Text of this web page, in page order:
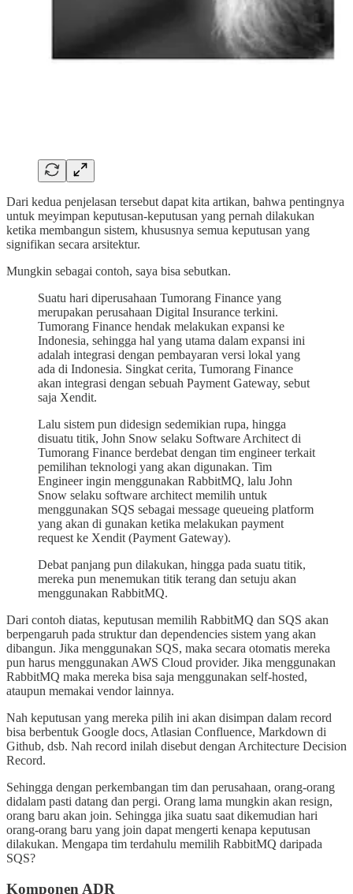
Dari kedua penjelasan tersebut dapat kita artikan, bahwa pentingnya
untuk meyimpan keputusan-keputusan yang pernah dilakukan
ketika membangun sistem, khususnya semua keputusan yang
signifikan secara arsitektur.
Mungkin sebagai contoh, saya bisa sebutkan.
Suatu hari diperusahaan Tumorang Finance yang
merupakan perusahaan Digital Insurance terkini.
Tumorang Finance hendak melakukan expansi ke
Indonesia, sehingga hal yang utama dalam expansi ini
adalah integrasi dengan pembayaran versi lokal yang
ada di Indonesia. Singkat cerita, Tumorang Finance
akan integrasi dengan sebuah Payment Gateway, sebut
saja Xendit.
Lalu sistem pun didesign sedemikian rupa, hingga
disuatu titik, John Snow selaku Software Architect di
Tumorang Finance berdebat dengan tim engineer terkait
pemilihan teknologi yang akan digunakan. Tim
Engineer ingin menggunakan RabbitMQ, lalu John
Snow selaku software architect memilih untuk
menggunakan SQS sebagai message queueing platform
yang akan di gunakan ketika melakukan payment
request ke Xendit (Payment Gateway).
Debat panjang pun dilakukan, hingga pada suatu titik,
mereka pun menemukan titik terang dan setuju akan
menggunakan RabbitMQ.
Dari contoh diatas, keputusan memilih RabbitMQ dan SQS akan
berpengaruh pada struktur dan dependencies sistem yang akan
dibangun. Jika menggunakan SQS, maka secara otomatis mereka
pun harus menggunakan AWS Cloud provider. Jika menggunakan
RabbitMQ maka mereka bisa saja menggunakan self-hosted,
ataupun memakai vendor lainnya.
Nah keputusan yang mereka pilih ini akan disimpan dalam record
bisa berbentuk Google docs, Atlasian Confluence, Markdown di
Github, dsb. Nah record inilah disebut dengan Architecture Decision
Record.
Sehingga dengan perkembangan tim dan perusahaan, orang-orang
didalam pasti datang dan pergi. Orang lama mungkin akan resign,
orang baru akan join. Sehingga jika suatu saat dikemudian hari
orang-orang baru yang join dapat mengerti kenapa keputusan
dilakukan. Mengapa tim terdahulu memilih RabbitMQ daripada
SQS?
Komponen ADR